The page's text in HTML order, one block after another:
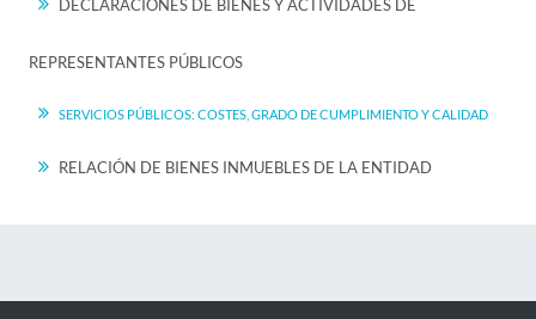
DECLARACIONES DE BIENES Y ACTIVIDADES DE
REPRESENTANTES PÚBLICOS
SERVICIOS PÚBLICOS: COSTES, GRADO DE CUMPLIMIENTO Y CALIDAD
RELACIÓN DE BIENES INMUEBLES DE LA ENTIDAD